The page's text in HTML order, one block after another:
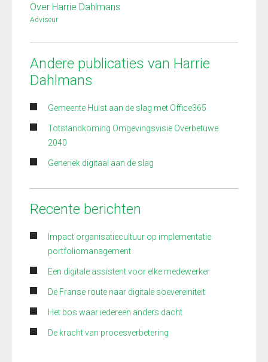
Over Harrie Dahlmans
Adviseur
Andere publicaties van Harrie
Dahlmans
Gemeente Hulst aan de slag met Office365
Totstandkoming Omgevingsvisie Overbetuwe
2040
Generiek digitaal aan de slag
Recente berichten
Impact organisatiecultuur op implementatie
portfoliomanagement
Een digitale assistent voor elke medewerker
De Franse route naar digitale soevereiniteit
Het bos waar iedereen anders dacht
De kracht van procesverbetering